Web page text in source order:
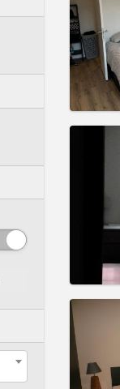
Loyer:
Durée:
Loyer:
Durée: